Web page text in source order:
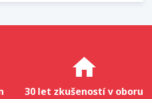
home
30 let zkušeností v oboru